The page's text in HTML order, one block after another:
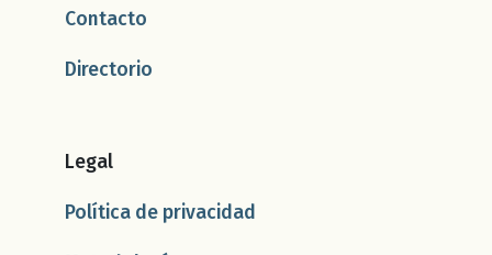
Contacto
Directorio
Legal
Política de privacidad